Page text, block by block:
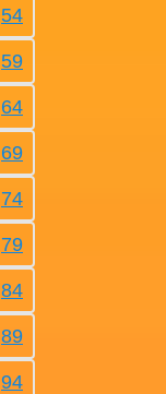
54
59
64
69
74
79
84
89
94